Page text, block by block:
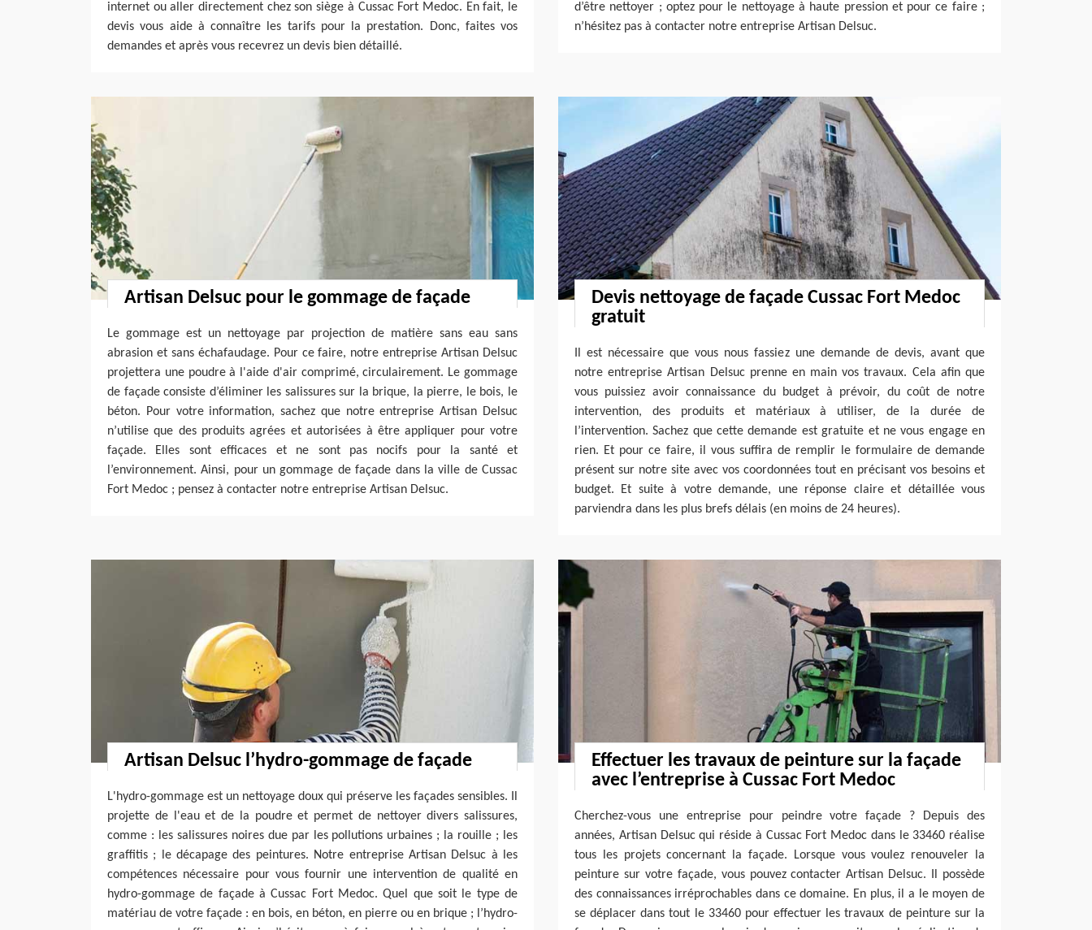
internet ou aller directement chez son siège à Cussac Fort Medoc. En fait, le
devis vous aide à connaître les tarifs pour la prestation. Donc, faites vos
demandes et après vous recevrez un devis bien détaillé.
d’être nettoyer ; optez pour le nettoyage à haute pression et pour ce faire ;
n’hésitez pas à contacter notre entreprise Artisan Delsuc.
Artisan Delsuc pour le gommage de façade
Le gommage est un nettoyage par projection de matière sans eau sans
abrasion et sans échafaudage. Pour ce faire, notre entreprise Artisan Delsuc
projettera une poudre à l'aide d'air comprimé, circulairement. Le gommage
de façade consiste d’éliminer les salissures sur la brique, la pierre, le bois, le
béton. Pour votre information, sachez que notre entreprise Artisan Delsuc
n’utilise que des produits agrées et autorisées à être appliquer pour votre
façade. Elles sont efficaces et ne sont pas nocifs pour la santé et
l’environnement. Ainsi, pour un gommage de façade dans la ville de Cussac
Fort Medoc ; pensez à contacter notre entreprise Artisan Delsuc.
Devis nettoyage de façade Cussac Fort Medoc
gratuit
Il est nécessaire que vous nous fassiez une demande de devis, avant que
notre entreprise Artisan Delsuc prenne en main vos travaux. Cela afin que
vous puissiez avoir connaissance du budget à prévoir, du coût de notre
intervention, des produits et matériaux à utiliser, de la durée de
l’intervention. Sachez que cette demande est gratuite et ne vous engage en
rien. Et pour ce faire, il vous suffira de remplir le formulaire de demande
présent sur notre site avec vos coordonnées tout en précisant vos besoins et
budget. Et suite à votre demande, une réponse claire et détaillée vous
parviendra dans les plus brefs délais (en moins de 24 heures).
Artisan Delsuc l’hydro-gommage de façade
L'hydro-gommage est un nettoyage doux qui préserve les façades sensibles. Il
projette de l'eau et de la poudre et permet de nettoyer divers salissures,
comme : les salissures noires due par les pollutions urbaines ; la rouille ; les
graffitis ; le décapage des peintures. Notre entreprise Artisan Delsuc à les
compétences nécessaire pour vous fournir une intervention de qualité en
hydro-gommage de façade à Cussac Fort Medoc. Quel que soit le type de
matériau de votre façade : en bois, en béton, en pierre ou en brique ; l’hydro-
Effectuer les travaux de peinture sur la façade
avec l’entreprise à Cussac Fort Medoc
Cherchez-vous une entreprise pour peindre votre façade ? Depuis des
années, Artisan Delsuc qui réside à Cussac Fort Medoc dans le 33460 réalise
tous les projets concernant la façade. Lorsque vous voulez renouveler la
peinture sur votre façade, vous pouvez contacter Artisan Delsuc. Il possède
des connaissances irréprochables dans ce domaine. En plus, il a le moyen de
se déplacer dans tout le 33460 pour effectuer les travaux de peinture sur la